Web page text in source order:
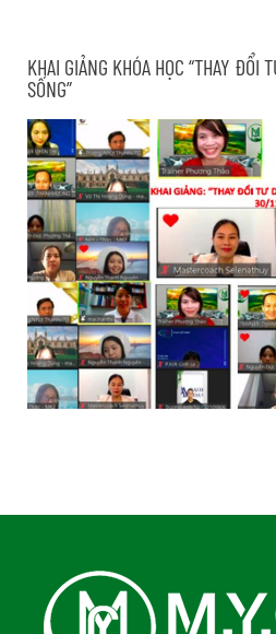
KHAI GIẢNG KHÓA HỌC “THAY ĐỔI
SỐNG”